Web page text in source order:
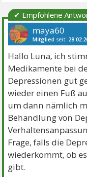
✔ Empfohlene
maya60
Mitglied seit:
Hallo Luna, ich
Medikamente bei
Depressionen gut
wieder einen Fuß
um dann nämlich
Behandlung von
Frage, falls die
wiederkommt, ob
gibt.